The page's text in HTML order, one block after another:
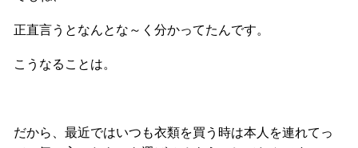
正直言うとなんとな～く分かってたんです。
こうなることは。
だから、最近ではいつも衣類を買う時は本人を連れてっ